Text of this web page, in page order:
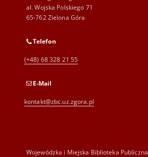
al. Wojska Polskiego 71
65-762 Zielona Góra
Telefon
(+48) 68 328 21 55
E-Mail
kontakt@zbc.uz.zgora.pl
Wojewódzka i Miejska Biblioteka Publiczna